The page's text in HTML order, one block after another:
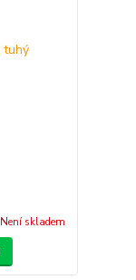
Není skladem